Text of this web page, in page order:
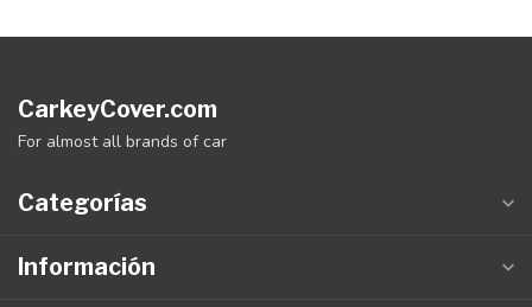
CarkeyCover.com
For almost all brands of car
Categorías
Información